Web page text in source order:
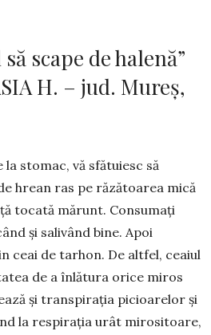
scape de halenă”
H. – jud. Mureș,
la sto­mac, vă sfătuiesc să
hrean ras pe răzătoarea mică
to­cată mărunt. Consumați
și salivând bine. Apoi
ceai de tarhon. De altfel, ceaiul
de a înlătura orice miros
și transpirația picioare­lor și
la respirația urât mirositoare,